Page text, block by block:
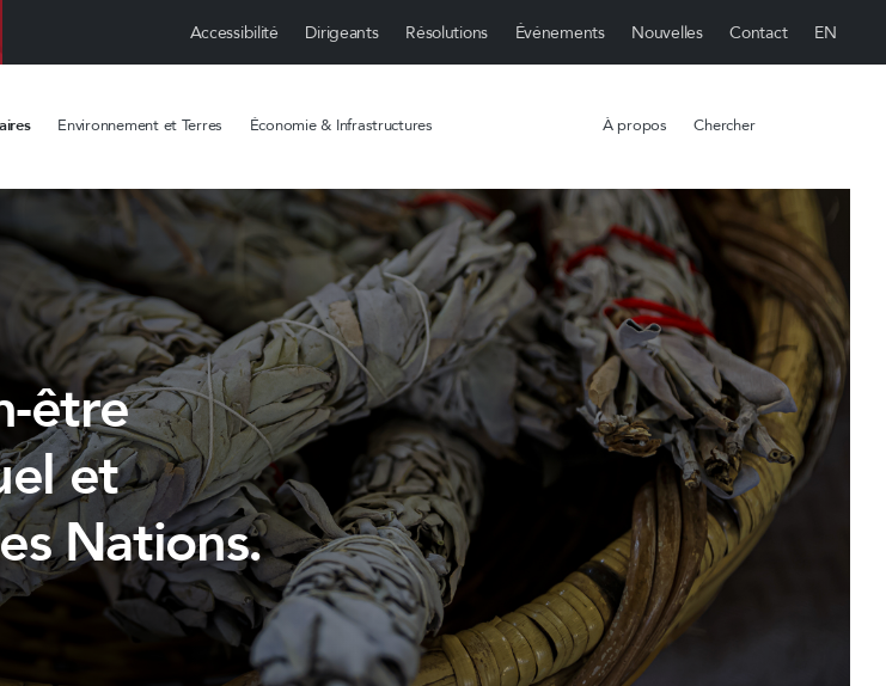
Accessibilité Dirigeants Résolutions Événements Nouvelles Contact
Environnement et Terres Économie & Infrastructures À propos Chercher
être
et
Nations.